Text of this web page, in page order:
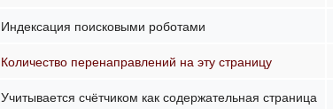
Индексация поисковыми роботами
Количество перенаправлений на эту страницу
Учитывается счётчиком как содержательная страница